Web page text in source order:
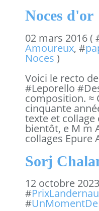
Noces d'or
02 mars 2016 (
Amoureux, #
Noces )
Voici le recto
#Leporello
composition. ≈
cinquante
texte et collage
bientôt, e M m
collages Epure
Sorj
12 octobre
#
#